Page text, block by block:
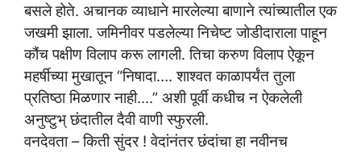
बसले होते. अचानक व्याधाने मारलेल्या बाणाने त्यांच्यातील एक
जखमी झाला. जमिनीवर पडलेल्या निचेष्ट जोडीदाराला पाहून
कौंच पक्षीण विलाप करू लागली. तिचा करुण विलाप ऐकून
महर्षीच्या मुखातून “निषादा…. शाश्वत काळापर्यंत तुला
प्रतिष्ठा मिळणार नाही….” अशी पूर्वी कधीच न ऐकलेली
अनुष्टुभ् छंदातील दैवी वाणी स्फुरली.
वनदेवता – किती सुंदर ! वेदांनंतर छंदांचा हा नवीनच